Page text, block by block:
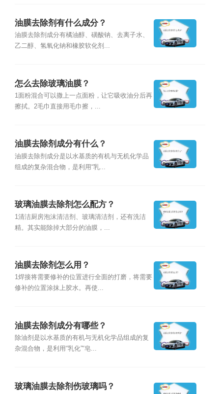
油膜去除剂有什么成分？
油膜去除剂成分有橘油醇、磺酸钠、去离子水、
乙二醇、氢氧化钠和橡胶软化剂...
怎么去除玻璃油膜？
1面粉混合可以撒上一点面粉，让它吸收油分后再
擦拭。2毛巾直接用毛巾擦，...
油膜去除剂成分有什么？
油膜去除剂成分是以水基质的有机与无机化学品
组成的复杂混合物，是利用“乳...
玻璃油膜去除剂怎么配方？
1清洁厨房泡沫清洁剂、玻璃清洁剂，还有洗洁
精。其实能除掉大部分的油膜，...
油膜去除剂怎么用？
1焊接将需要修补的位置进行全面的打磨，将需要
修补的位置涂抹上胶水。再使...
油膜去除剂成分有哪些？
除油剂是以水基质的有机与无机化学品组成的复
杂混合物，是利用“乳化”“皂...
玻璃油膜去除剂伤玻璃吗？